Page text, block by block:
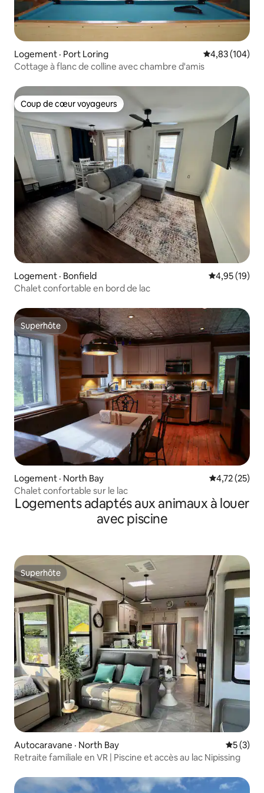
Logement · Port Loring Note
4,83 (104)
Cottage à flanc de colline avec chambre d'amis
Coup de cœur voyageurs
Coup de cœur voyageurs
Logement · Bonfield Note
4,95 (19)
Chalet confortable en bord de lac
Superhôte
Superhôte
Logement · North Bay Note
4,72 (25)
Chalet confortable sur le lac
Logements adaptés aux animaux à louer
avec piscine
Superhôte
Superhôte
Autocaravane · North Bay Note
5 (3)
Retraite familiale en VR | Piscine et accès au lac Nipissing